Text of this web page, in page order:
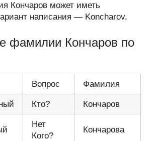
Кончаров может иметь
написания — Koncharov.
фамилии Кончаров по
Вопрос Фамилия
Кто? Кончаров
Нет
Кого?
Кончарова